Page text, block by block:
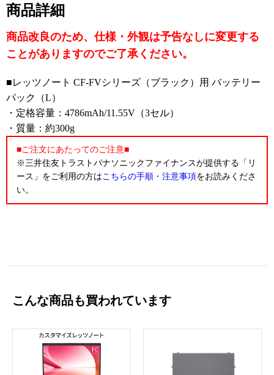
F-FV1YSBCP/CF-FV3ZSCCP/CF-FV3ZUCCP/CF-FV4R
SBCP/CF-FV4SSCCP/CF-FV4SUCCP
商品詳細
商品改良のため、仕様・外観は予告なしに変更する
ことがありますのでご了承ください。
■レッツノート CF-FVシリーズ（ブラック）用 バッテリー
パック（L）
・定格容量：4786mAh/11.55V（3セル）
・質量：約300g
■ご注文にあたってのご注意■
※三井住友トラストパナソニックファイナンスが提供する「リ
ース」をご利用の方はこちらの手順・注意事項をお読みくださ
い。
こんな商品も買われています